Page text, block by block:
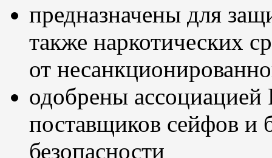
предназначены для
также наркотических
от
одобрены ассоциацией
поставщиков сейфов и
безопасности